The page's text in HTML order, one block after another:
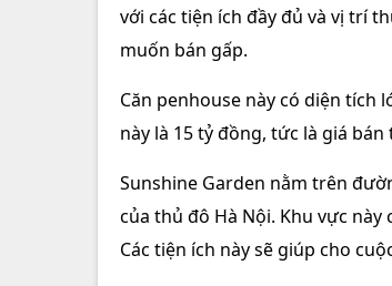
với các tiện ích đầy đủ và vị trí
muốn bán gấp.
Căn penhouse này có diện tích
này là 15 tỷ đồng, tức là giá
Sunshine Garden nằm trên
của thủ đô Hà Nội. Khu vực
Các tiện ích này sẽ giúp cho